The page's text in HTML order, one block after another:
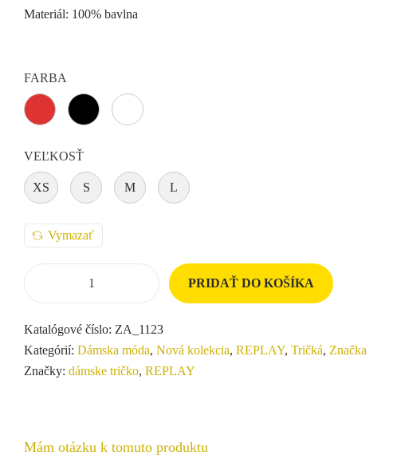
Materiál: 100% bavlna
FARBA
VEĽKOSŤ
XS S M L
Vymazať
PRIDAŤ DO KOŠÍKA
Katalógové číslo: ZA_1123
Kategórií: Dámska móda, Nová kolekcia, REPLAY, Tričká, Značka
Značky: dámske tričko, REPLAY
Mám otázku k tomuto produktu